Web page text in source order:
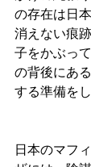
の存在は日
消えない痕
子をかぶっ
の背後にあ
する準備を
日本のマフ